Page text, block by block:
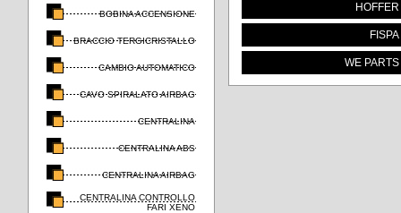
BOBINA ACCENSIONE
BRACCIO TERGICRISTALLO
CAMBIO AUTOMATICO
CAVO SPIRALATO AIRBAG
CENTRALINA
CENTRALINA ABS
CENTRALINA AIRBAG
CENTRALINA CONTROLLO
FARI XENO
HOFFER
FISPA
WE PARTS